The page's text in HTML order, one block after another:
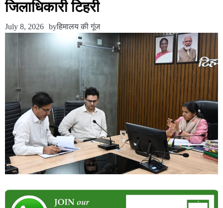
जिलाधिकारी टिहरी
July 8, 2026 byहिमालय की गूंज